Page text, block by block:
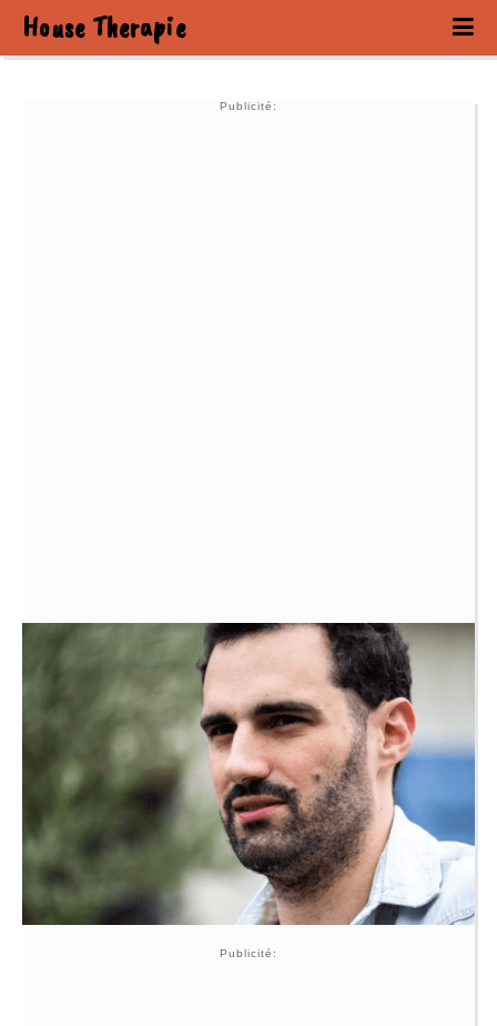
House Therapie
Publicité:
Publicité: